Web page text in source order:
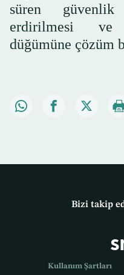
süren
erdirilmesi ve
düğümüne çözüm
Bizi takip
Kullanım Şartları